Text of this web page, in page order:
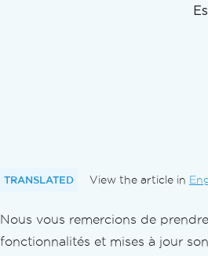
Orientation et
PDF à partir d'un
PDF à partir
PDF à partir
TRANSLATED View the article in
Nous vous remercions de
fonctionnalités et mises à jour